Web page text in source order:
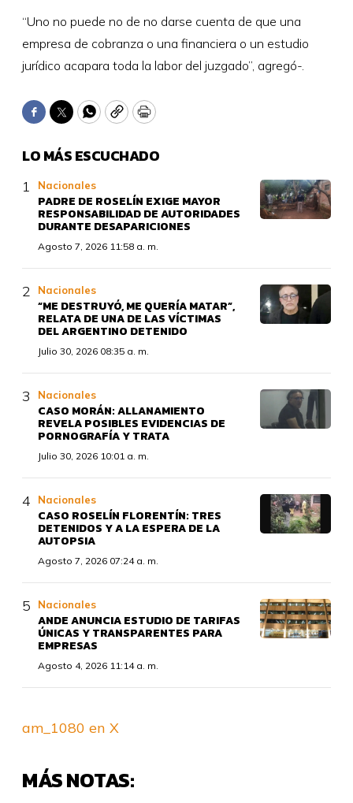
“Uno no puede no de no darse cuenta de que una
empresa de cobranza o una financiera o un estudio
jurídico acapara toda la labor del juzgado”, agregó-.
Facebook
TwitterWhatsApp
CopyPrint
LO MÁS ESCUCHADO
Nacionales
PADRE DE ROSELÍN EXIGE MAYOR
RESPONSABILIDAD DE AUTORIDADES
DURANTE DESAPARICIONES
Agosto 7, 2026 11:58 a. m.
Nacionales
“ME DESTRUYÓ, ME QUERÍA MATAR”,
RELATA DE UNA DE LAS VÍCTIMAS
DEL ARGENTINO DETENIDO
Julio 30, 2026 08:35 a. m.
Nacionales
CASO MORÁN: ALLANAMIENTO
REVELA POSIBLES EVIDENCIAS DE
PORNOGRAFÍA Y TRATA
Julio 30, 2026 10:01 a. m.
Nacionales
CASO ROSELÍN FLORENTÍN: TRES
DETENIDOS Y A LA ESPERA DE LA
AUTOPSIA
Agosto 7, 2026 07:24 a. m.
Nacionales
ANDE ANUNCIA ESTUDIO DE TARIFAS
ÚNICAS Y TRANSPARENTES PARA
EMPRESAS
Agosto 4, 2026 11:14 a. m.
am_1080 en X
MÁS NOTAS: